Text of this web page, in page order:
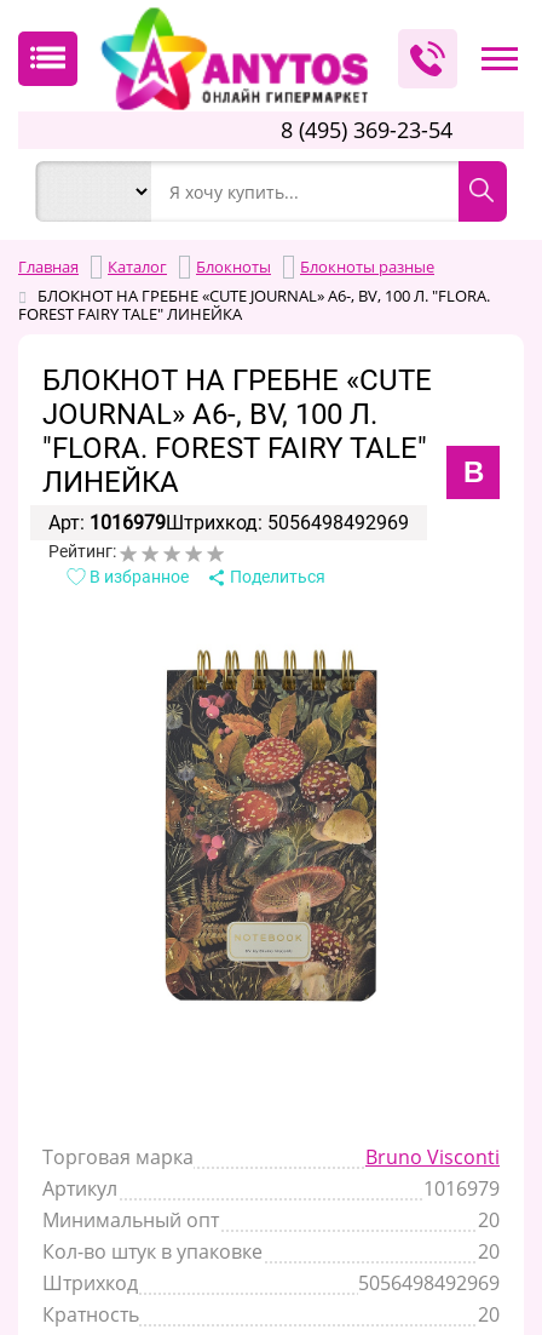
8 (495) 369-23-54
Главная Каталог Блокноты
Блокноты разные
БЛОКНОТ НА ГРЕБНЕ «CUTE JOURNAL» A6-, BV, 100 Л. "FLORA.
FOREST FAIRY TALE" ЛИНЕЙКА
БЛОКНОТ НА ГРЕБНЕ «CUTE
JOURNAL» A6-, BV, 100 Л.
"FLORA. FOREST FAIRY TALE"
ЛИНЕЙКА
B
Арт: 1016979Штрихкод: 5056498492969
Рейтинг:
В избранное
Поделиться
Торговая марка
Bruno Visconti
Артикул
1016979
Минимальный опт
20
Кол-во штук в упаковке
20
Штрихкод
5056498492969
Кратность
20